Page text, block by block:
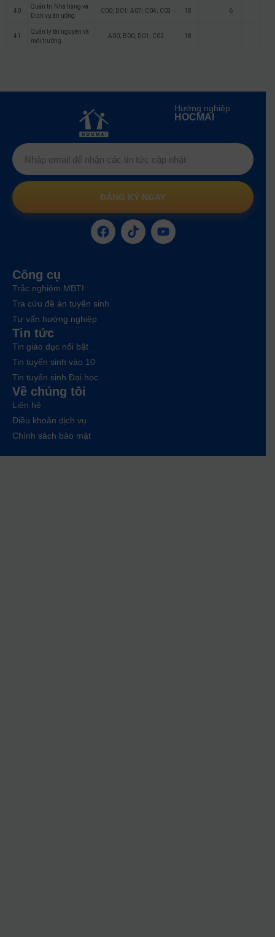
40
Quản trị Nhà hàng và
Dịch vụ ăn uống
C00; D01; A07; C04; C03 18 6
41
Quản lý tài nguyên và
môi trường
A00; B00; D01; C02 18
Hướng nghiệp
HOCMAI
ĐĂNG KÝ NGAY
Công cụ
Trắc nghiệm MBTI
Tra cứu đề án tuyển sinh
Tư vấn hướng nghiệp
Tin tức
Tin giáo dục nổi bật
Tin tuyển sinh vào 10
Tin tuyển sinh Đại học
Về chúng tôi
Liên hệ
Điều khoản dịch vụ
Chính sách bảo mật